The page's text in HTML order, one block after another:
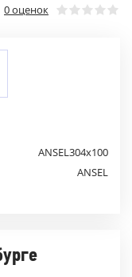
0 оценок
ANSEL304х100
ANSEL